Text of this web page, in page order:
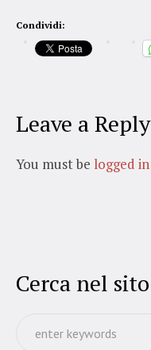
Condividi:
Leave a Reply
You must be logged in
Cerca nel sito